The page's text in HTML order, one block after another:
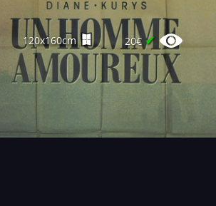
120x160cm 20€ ✔